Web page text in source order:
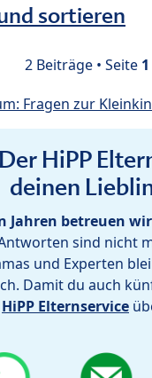
sortieren
2 Beiträge • Seite 1
Fragen zur
HiPP
deinen
Jahren betreuen
sind nicht
und Experten
Damit du auch
HiPP Elternservice